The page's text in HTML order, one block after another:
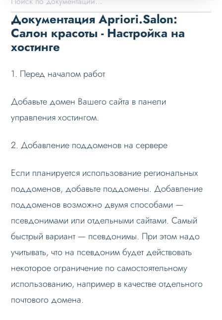
Возможности
Примеры страниц
Установка и обновление
Установка решения
Основные шаги
Настройка на хостинге
Ошибки при установке
Вопросы по установке
Обновление
Данные
Дизайн
Оформление контента
Слайдер
Мультирегиональность
Документация Apriori.Salon:
Салон красоты - Настройка на
хостинге
1. Перед началом работ
Добавьте домен Вашего сайта в панели
управления хостингом.
2. Добавление поддоменов на сервере
Если планируется использование региональных
поддоменов, добавьте поддомены. Добавление
поддоменов возможно двумя способами —
псевдонимами или отдельными сайтами. Самый
быстрый вариант — псевдонимы. При этом надо
учитывать, что на псевдоним будет действовать
некоторое ограничение по самостоятельному
использованию, например в качестве отдельного
почтового домена.